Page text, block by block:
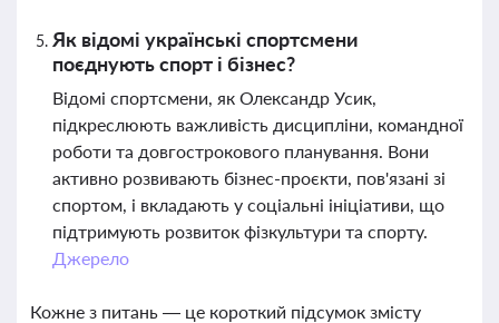
Як відомі українські спортсмени
поєднують спорт і бізнес?
Відомі спортсмени, як Олександр Усик,
підкреслюють важливість дисципліни, командної
роботи та довгострокового планування. Вони
активно розвивають бізнес-проєкти, пов'язані зі
спортом, і вкладають у соціальні ініціативи, що
підтримують розвиток фізкультури та спорту.
Джерело
Кожне з питань — це короткий підсумок змісту